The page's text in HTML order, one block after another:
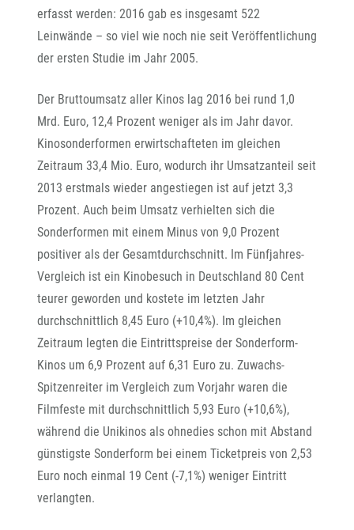
erfasst werden: 2016 gab es insgesamt 522
Leinwände – so viel wie noch nie seit Veröffentlichung
der ersten Studie im Jahr 2005.
Der Bruttoumsatz aller Kinos lag 2016 bei rund 1,0
Mrd. Euro, 12,4 Prozent weniger als im Jahr davor.
Kinosonderformen erwirtschafteten im gleichen
Zeitraum 33,4 Mio. Euro, wodurch ihr Umsatzanteil seit
2013 erstmals wieder angestiegen ist auf jetzt 3,3
Prozent. Auch beim Umsatz verhielten sich die
Sonderformen mit einem Minus von 9,0 Prozent
positiver als der Gesamtdurchschnitt. Im Fünfjahres-
Vergleich ist ein Kinobesuch in Deutschland 80 Cent
teurer geworden und kostete im letzten Jahr
durchschnittlich 8,45 Euro (+10,4%). Im gleichen
Zeitraum legten die Eintrittspreise der Sonderform-
Kinos um 6,9 Prozent auf 6,31 Euro zu. Zuwachs-
Spitzenreiter im Vergleich zum Vorjahr waren die
Filmfeste mit durchschnittlich 5,93 Euro (+10,6%),
während die Unikinos als ohnedies schon mit Abstand
günstigste Sonderform bei einem Ticketpreis von 2,53
Euro noch einmal 19 Cent (-7,1%) weniger Eintritt
verlangten.